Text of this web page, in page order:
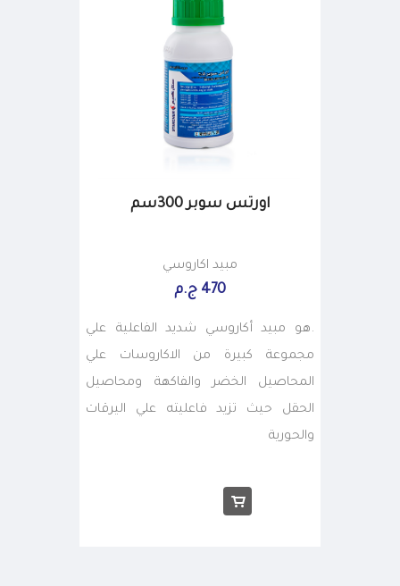
اورتس سوبر 300سم
مبيد اكاروسي
470 ج.م
.هو مبيد أكاروسي شديد الفاعلية علي
مجموعة كبيرة من الاكاروسات علي
المحاصيل الخضر والفاكهة ومحاصيل
الحقل حيث تزيد فاعليته علي اليرقات
والحورية